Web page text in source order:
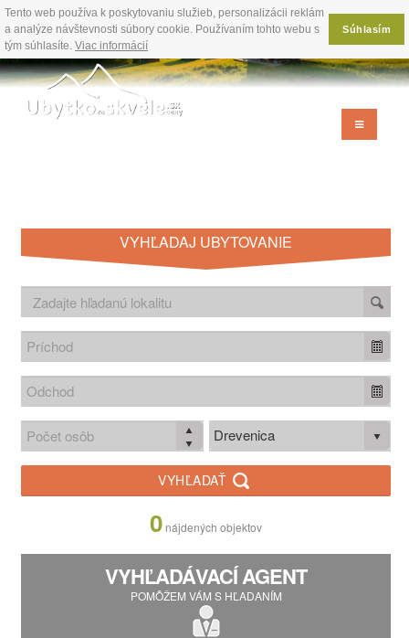
Tento web používa k poskytovaniu služieb, personalizácii reklám
a analýze návštevnosti súbory cookie. Používaním tohto webu s
tým súhlasíte. Viac informácií
Súhlasím
VYHĽADAJ UBYTOVANIE
Drevenica
VYHĽADAŤ
0 nájdených objektov
VYHĽADÁVACÍ AGENT
POMÔŽEM VÁM S HĽADANÍM